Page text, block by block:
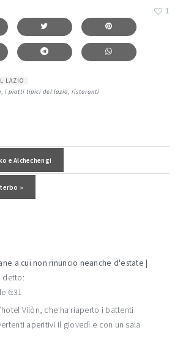
1
LAZIO
,i piatti tipici del lazio,ristoranti
e Alchechengi
»
a cui non rinuncio neanche d'estate |
detto:
6:31
Vilòn, che ha riaperto i battenti
aperitivi il giovedì e con un sala